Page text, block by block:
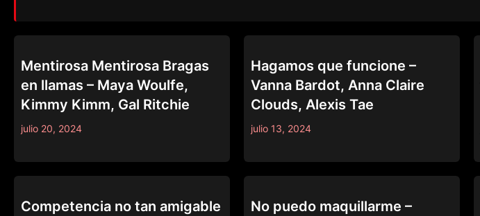
Mentirosa Mentirosa Bragas
en llamas – Maya Woulfe,
Kimmy Kimm, Gal Ritchie
julio 20, 2024
Hagamos que funcione –
Vanna Bardot, Anna Claire
Clouds, Alexis Tae
julio 13, 2024
Competencia no tan amigable
No puedo maquillarme –